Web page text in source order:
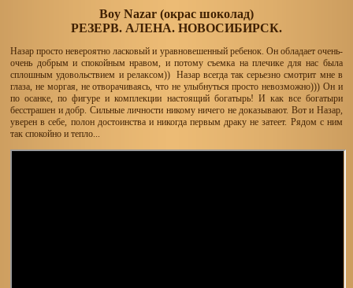
Boy Nazar (окрас шоколад)
РЕЗЕРВ. АЛЕНА. НОВОСИБИРСК.
Назар просто невероятно ласковый и уравновешенный ребенок. Он обладает очень-
очень добрым и спокойным нравом, и потому съемка на плечике для нас была
сплошным удовольствием и релаксом)) Назар всегда так серьезно смотрит мне в
глаза, не моргая, не отворачиваясь, что не улыбнуться просто невозможно))) Он и
по осанке, по фигуре и комплекции настоящий богатырь! И как все богатыри
бесстрашен и добр. Сильные личности никому ничего не доказывают. Вот и Назар,
уверен в себе, полон достоинства и никогда первым драку не затеет. Рядом с ним
так спокойно и тепло...